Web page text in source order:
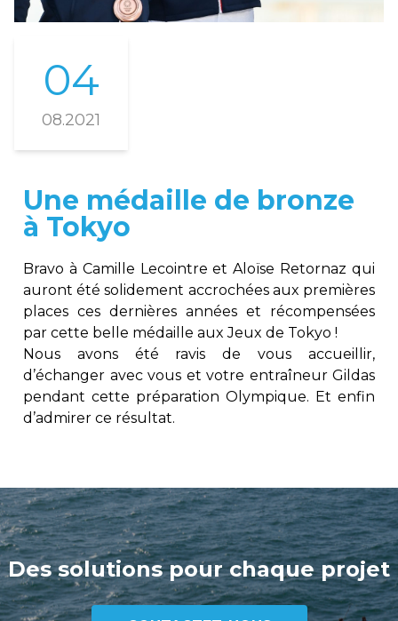
04
08.2021
Une médaille de bronze
à Tokyo
Bravo à Camille Lecointre et Aloïse Retornaz qui
auront été solidement accrochées aux premières
places ces dernières années et récompensées
par cette belle médaille aux Jeux de Tokyo !
Nous avons été ravis de vous accueillir,
d’échanger avec vous et votre entraîneur Gildas
pendant cette préparation Olympique. Et enfin
d’admirer ce résultat.
Des solutions pour chaque projet